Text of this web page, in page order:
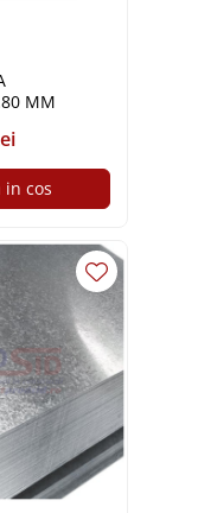
MM
in cos